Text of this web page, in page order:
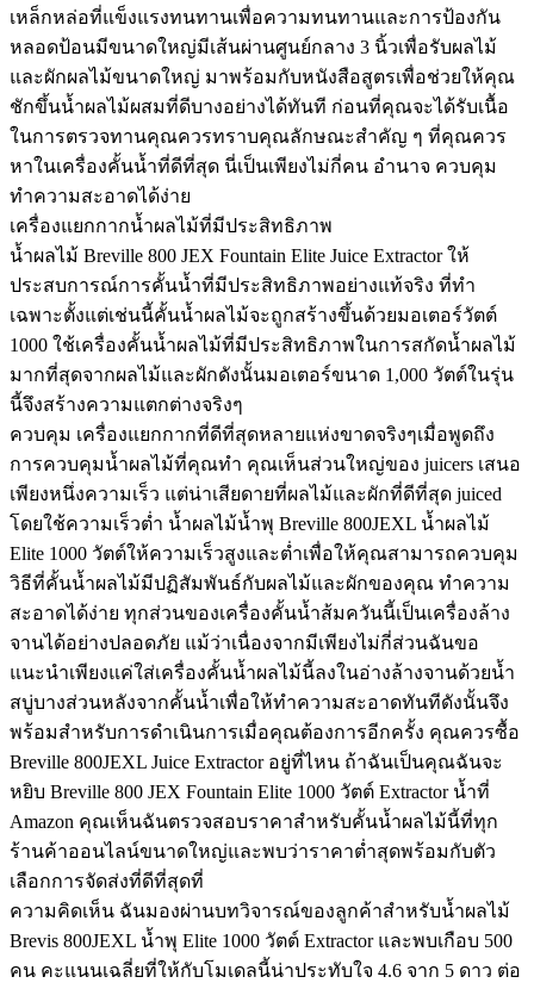
เหล็กหล่อที่แข็งแรงทนทานเพื่อความทนทานและการป้องกัน
หลอดป้อนมีขนาดใหญ่มีเส้นผ่านศูนย์กลาง 3 นิ้วเพื่อรับผลไม้
และผักผลไม้ขนาดใหญ่ มาพร้อมกับหนังสือสูตรเพื่อช่วยให้คุณ
ชักขึ้นน้ำผลไม้ผสมที่ดีบางอย่างได้ทันที ก่อนที่คุณจะได้รับเนื้อ
ในการตรวจทานคุณควรทราบคุณลักษณะสำคัญ ๆ ที่คุณควร
หาในเครื่องคั้นน้ำที่ดีที่สุด นี่เป็นเพียงไม่กี่คน อำนาจ ควบคุม
ทำความสะอาดได้ง่าย
เครื่องแยกกากน้ำผลไม้ที่มีประสิทธิภาพ
น้ำผลไม้ Breville 800 JEX Fountain Elite Juice Extractor ให้
ประสบการณ์การคั้นน้ำที่มีประสิทธิภาพอย่างแท้จริง ที่ทำ
เฉพาะตั้งแต่เช่นนี้คั้นน้ำผลไม้จะถูกสร้างขึ้นด้วยมอเตอร์วัตต์
1000 ใช้เครื่องคั้นน้ำผลไม้ที่มีประสิทธิภาพในการสกัดน้ำผลไม้
มากที่สุดจากผลไม้และผักดังนั้นมอเตอร์ขนาด 1,000 วัตต์ในรุ่น
นี้จึงสร้างความแตกต่างจริงๆ
ควบคุม เครื่องแยกกากที่ดีที่สุดหลายแห่งขาดจริงๆเมื่อพูดถึง
การควบคุมน้ำผลไม้ที่คุณทำ คุณเห็นส่วนใหญ่ของ juicers เสนอ
เพียงหนึ่งความเร็ว แต่น่าเสียดายที่ผลไม้และผักที่ดีที่สุด juiced
โดยใช้ความเร็วต่ำ น้ำผลไม้น้ำพุ Breville 800JEXL น้ำผลไม้
Elite 1000 วัตต์ให้ความเร็วสูงและต่ำเพื่อให้คุณสามารถควบคุม
วิธีที่คั้นน้ำผลไม้มีปฏิสัมพันธ์กับผลไม้และผักของคุณ ทำความ
สะอาดได้ง่าย ทุกส่วนของเครื่องคั้นน้ำส้มควันนี้เป็นเครื่องล้าง
จานได้อย่างปลอดภัย แม้ว่าเนื่องจากมีเพียงไม่กี่ส่วนฉันขอ
แนะนำเพียงแค่ใส่เครื่องคั้นน้ำผลไม้นี้ลงในอ่างล้างจานด้วยน้ำ
สบู่บางส่วนหลังจากคั้นน้ำเพื่อให้ทำความสะอาดทันทีดังนั้นจึง
พร้อมสำหรับการดำเนินการเมื่อคุณต้องการอีกครั้ง คุณควรซื้อ
Breville 800JEXL Juice Extractor อยู่ที่ไหน ถ้าฉันเป็นคุณฉันจะ
หยิบ Breville 800 JEX Fountain Elite 1000 วัตต์ Extractor น้ำที่
Amazon คุณเห็นฉันตรวจสอบราคาสำหรับคั้นน้ำผลไม้นี้ที่ทุก
ร้านค้าออนไลน์ขนาดใหญ่และพบว่าราคาต่ำสุดพร้อมกับตัว
เลือกการจัดส่งที่ดีที่สุดที่
ความคิดเห็น ฉันมองผ่านบทวิจารณ์ของลูกค้าสำหรับน้ำผลไม้
Brevis 800JEXL น้ำพุ Elite 1000 วัตต์ Extractor และพบเกือบ 500
คน คะแนนเฉลี่ยที่ให้กับโมเดลนี้น่าประทับใจ 4.6 จาก 5 ดาว ต่อ